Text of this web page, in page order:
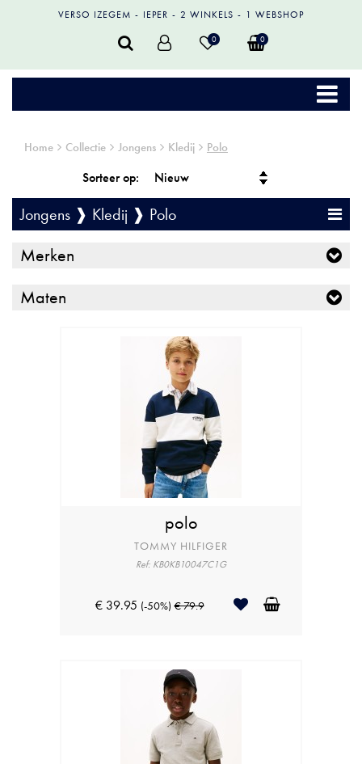
VERSO IZEGEM IEPER 2 WINKELS 1 WEBSHOP
0 0
Home Collectie Jongens Kledij Polo
Sorteer op:
Jongens ❱ Kledij ❱ Polo
Merken
Maten
polo
TOMMY HILFIGER
Ref: KB0KB10047C1G
€ 39.95 (-50%) € 79.9